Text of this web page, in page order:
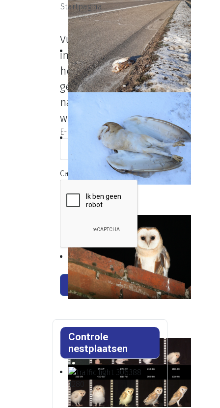
Startpagina
Vul het e-mailadres
in dat bij dit account
hoort. De
gebruikersnaam zal
naar dit e-mailadres
worden verzonden.
E-mailadres*
Captcha
Verstuur
Controle
nestplaatsen